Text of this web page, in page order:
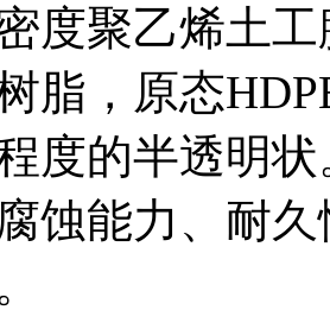
度聚乙烯土
脂，原态
度的半透明
蚀能力、耐